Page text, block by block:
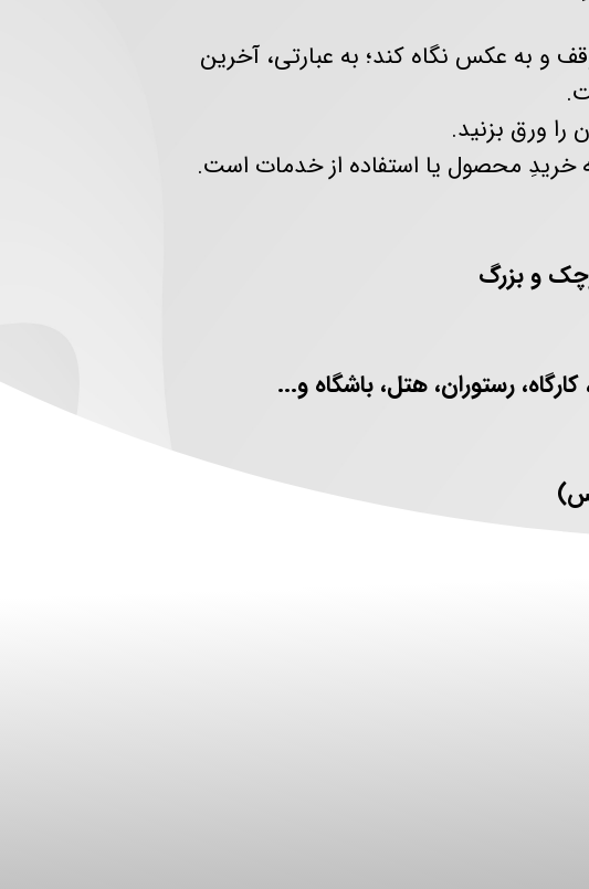
و به عکس نگاه کند؛ به عبارتی، آخرین
را ورق بزنید.
محصول یا استفاده از خدمات است.
و بزرگ
رستوران، هتل، باشگاه و...